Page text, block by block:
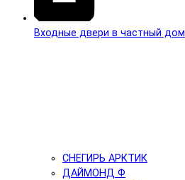
Входные двери в частный дом
СНЕГИРЬ АРКТИК
ДАЙМОНД Ф